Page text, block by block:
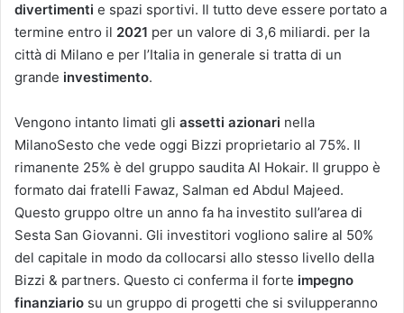
divertimenti e spazi sportivi. Il tutto deve essere portato a
termine entro il 2021 per un valore di 3,6 miliardi. per la
città di Milano e per l’Italia in generale si tratta di un
grande investimento.
Vengono intanto limati gli assetti azionari nella
MilanoSesto che vede oggi Bizzi proprietario al 75%. Il
rimanente 25% è del gruppo saudita Al Hokair. Il gruppo è
formato dai fratelli Fawaz, Salman ed Abdul Majeed.
Questo gruppo oltre un anno fa ha investito sull’area di
Sesta San Giovanni. Gli investitori vogliono salire al 50%
del capitale in modo da collocarsi allo stesso livello della
Bizzi & partners. Questo ci conferma il forte impegno
finanziario su un gruppo di progetti che si svilupperanno